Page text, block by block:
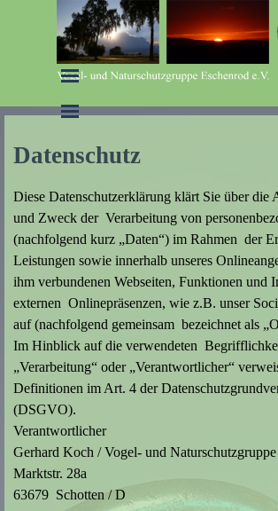
Direkt zum Seiteninhalt
Menü überspringen
Menü überspringen
Datenschutz
Diese Datenschutzerklärung klärt Sie über die
und Zweck der Verarbeitung von
(nachfolgend kurz „Daten“) im Rahmen der
Leistungen sowie innerhalb unseres
ihm verbundenen Webseiten, Funktionen und
externen Onlinepräsenzen, wie z.B. unser
auf (nachfolgend gemeinsam bezeichnet als
Im Hinblick auf die verwendeten
„Verarbeitung“ oder „Verantwortlicher“
Definitionen im Art. 4 der
(DSGVO).
Verantwortlicher
Gerhard Koch / Vogel- und Naturschutzgruppe
Marktstr. 28a
63679 Schotten / D